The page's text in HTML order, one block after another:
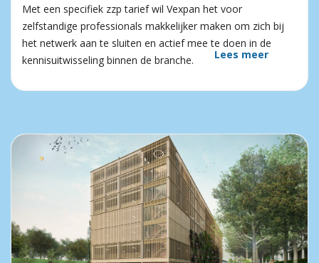
Met een specifiek zzp tarief wil Vexpan het voor
zelfstandige professionals makkelijker maken om zich bij
het netwerk aan te sluiten en actief mee te doen in de
kennisuitwisseling binnen de branche.
Lees meer